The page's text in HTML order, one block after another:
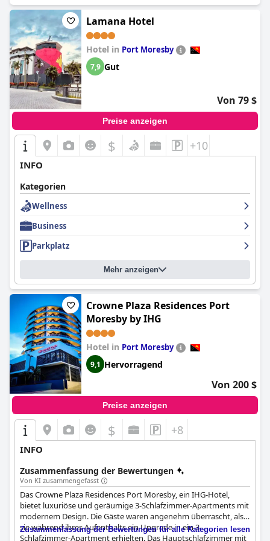
Lamana Hotel
Hotel in Port Moresby
7,9 Gut
Von 79 $
Preise anzeigen
$ +10
INFO
Kategorien
Wellness
Business
Parkplatz
Mehr anzeigen
Crowne Plaza Residences Port
Moresby by IHG
Hotel in Port Moresby
9,1 Hervorragend
Von 200 $
Preise anzeigen
$ +8
INFO
Zusammenfassung der Bewertungen
Von KI zusammengefasst
Das Crowne Plaza Residences Port Moresby, ein IHG-Hotel,
bietet luxuriöse und geräumige 3-Schlafzimmer-Apartments mit
modernem Design. Die Gäste waren angenehm überrascht, als
sie während ihres Aufenthalts ein Upgrade in ein 3-
Schlafzimmer-Apartment erhielten. Das Hauptschlafzimmer mit
Zusammenfassung der Bewertungen für alle Kategorien lesen